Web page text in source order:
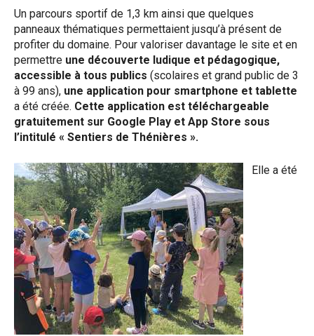
Un parcours sportif de 1,3 km ainsi que quelques
panneaux thématiques permettaient jusqu’à présent de
profiter du domaine. Pour valoriser davantage le site et en
permettre une découverte ludique et pédagogique,
accessible à tous publics (scolaires et grand public de 3
à 99 ans), une application pour smartphone et tablette
a été créée. Cette application est téléchargeable
gratuitement sur Google Play et App Store sous
l’intitulé « Sentiers de Thénières ».
Elle a été